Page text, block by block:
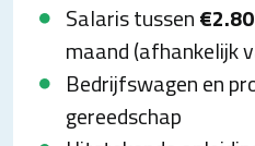
Salaris tussen
maand (afhankelijk
Bedrijfswagen en
gereedschap